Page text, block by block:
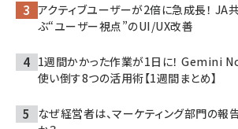
アクティブユーザーが2倍に急成長！ JA
ぶ“ユーザー視点”のUI/UX改善
1週間かかった作業が1日に！ Gemini
使い倒す8つの活用術【1週間まとめ】
なぜ経営者は、マーケティング部門の報